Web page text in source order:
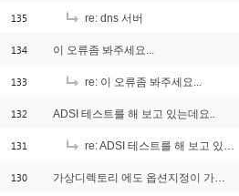
135 re: dns 서버
134 이 오류좀 봐주세요...
133 re: 이 오류좀 봐주세요...
132 ADSI 테스트를 해 보고 있는데요..
131 re: ADSI 테스트를 해 보고 있는데요..
130 가상디렉토리 에도 옵션지정이 가능한지요..